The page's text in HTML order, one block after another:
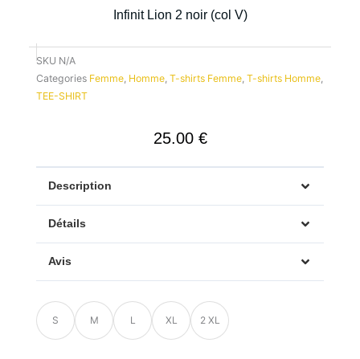
Infinit Lion 2 noir (col V)
SKU N/A
Categories Femme Homme T-shirts Femme T-shirts Homme
TEE-SHIRT
25.00 €
Description
Détails
Avis
S M L XL 2 XL
quantité
de
Infinit